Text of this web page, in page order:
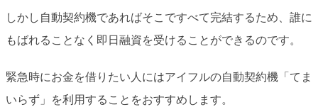
しかし自動契約機であればそこですべて完結するため、誰に
もばれることなく即日融資を受けることができるのです。
緊急時にお金を借りたい人にはアイフルの自動契約機「てま
いらず」を利用することをおすすめします。